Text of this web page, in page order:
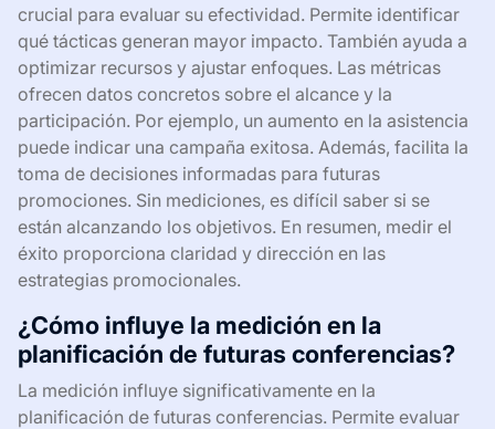
crucial para evaluar su efectividad. Permite identificar
qué tácticas generan mayor impacto. También ayuda a
optimizar recursos y ajustar enfoques. Las métricas
ofrecen datos concretos sobre el alcance y la
participación. Por ejemplo, un aumento en la asistencia
puede indicar una campaña exitosa. Además, facilita la
toma de decisiones informadas para futuras
promociones. Sin mediciones, es difícil saber si se
están alcanzando los objetivos. En resumen, medir el
éxito proporciona claridad y dirección en las
estrategias promocionales.
¿Cómo influye la medición en la
planificación de futuras conferencias?
La medición influye significativamente en la
planificación de futuras conferencias. Permite evaluar